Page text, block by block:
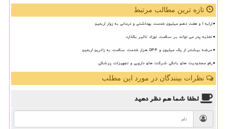
تازه ترین مطالب مرتبط
ارایه ۱ و هفت دهم میلیون خدمت بهداشتی و درمانی به زوار اربعین
تغذیه پدر می تواند بر سلامت نوزاد تاثیر بگذارد
عرضه بیشتر از یک میلیون و ۵۴۴ هزار خدمت سلامت به زائرین اربعین
رفع محدودیت های بانکی شرکت های دارویی و تجهیزات پزشکی
نظرات بینندگان در مورد این مطلب
لطفا شما همنظر دهید